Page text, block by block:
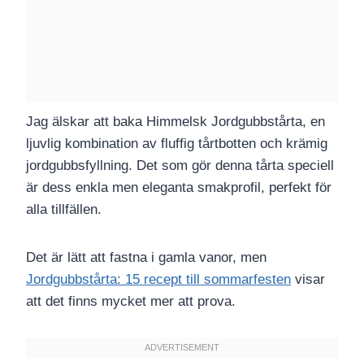
Jag älskar att baka Himmelsk Jordgubbstårta, en
ljuvlig kombination av fluffig tårtbotten och krämig
jordgubbsfyllning. Det som gör denna tårta speciell
är dess enkla men eleganta smakprofil, perfekt för
alla tillfällen.
Det är lätt att fastna i gamla vanor, men
Jordgubbstårta: 15 recept till sommarfesten visar
att det finns mycket mer att prova.